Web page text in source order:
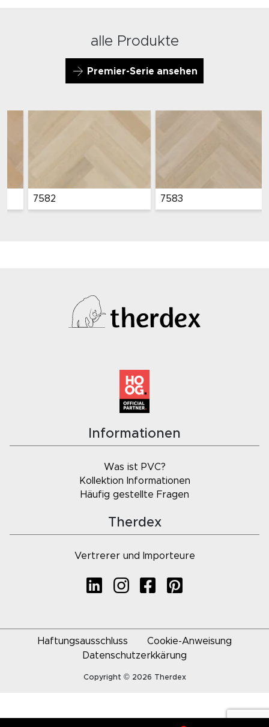
alle Produkte
Premier-Serie ansehen
7582 7583
Informationen
Was ist PVC?
Kollektion Informationen
Häufig gestellte Fragen
Therdex
Vertrerer und Importeure
Copyright © 2026 Therdex
Haftungsausschluss
Cookie-Anweisung
Datenschutzerkkärung